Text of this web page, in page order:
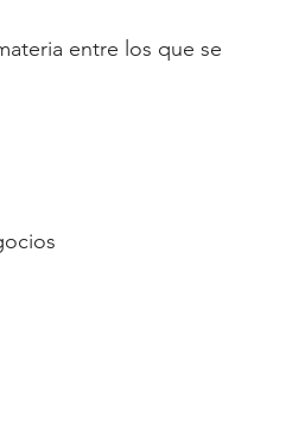
entre los que se